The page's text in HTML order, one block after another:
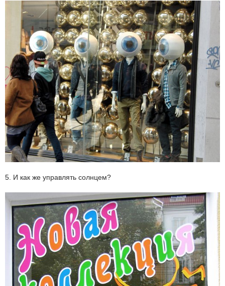
5. И как же управлять солнцем?